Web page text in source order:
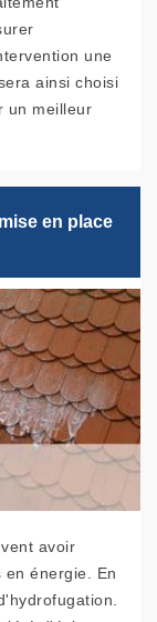
une
ainsi choisi
un meilleur
en place
avoir
énergie. En